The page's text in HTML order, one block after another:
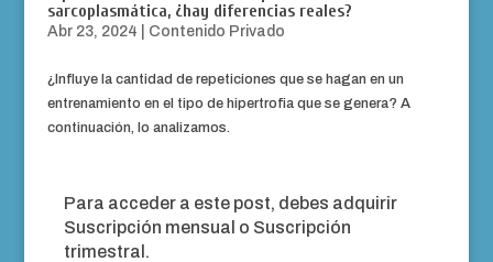
sarcoplasmática, ¿hay diferencias reales?
Abr 23, 2024 Contenido Privado
¿Influye la cantidad de repeticiones que se hagan en un
entrenamiento en el tipo de hipertrofia que se genera? A
continuación, lo analizamos.
Para acceder a este post, debes adquirir
Suscripción mensual o Suscripción
trimestral .